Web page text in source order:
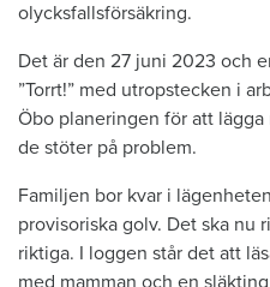
olycksfallsförsäkring.
Det är den 27 juni 2023 och
”Torrt!” med utropstecken i
Öbo planeringen för att
de stöter på problem.
Familjen bor kvar i
provisoriska golv. Det ska nu
riktiga. I loggen står det att